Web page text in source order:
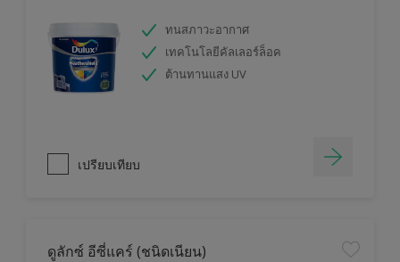
ทนสภาวะอากาศ
เทคโนโลยีคัลเลอร์ล็อค
ต้านทานแสง UV
เปรียบเทียบ
ดูลักซ์ อีซี่แคร์ (ชนิดเนียน)